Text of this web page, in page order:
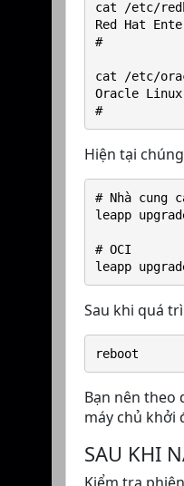
cat /etc/
Red Hat
#
cat /etc/
Oracle
#
Hiện tại
# Nhà cung
leapp
# OCI
leapp
Sau khi quá
reboot
Bạn nên theo
máy chủ khởi
SAU KHI